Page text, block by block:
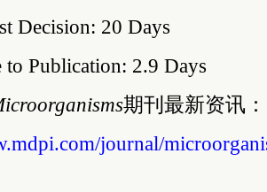
Decision: 20 Days
to Publication: 2.9 Days
期刊最新资讯：
journal/